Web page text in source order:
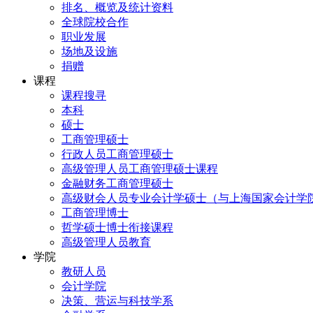
排名、概览及统计资料
全球院校合作
职业发展
场地及设施
捐赠
课程
课程搜寻
本科
硕士
工商管理硕士
行政人员工商管理硕士
高级管理人员工商管理硕士课程
金融财务工商管理硕士
高级财会人员专业会计学硕士（与上海国家会计学
工商管理博士
哲学硕士博士衔接课程
高级管理人员教育
学院
教研人员
会计学院
决策、营运与科技学系